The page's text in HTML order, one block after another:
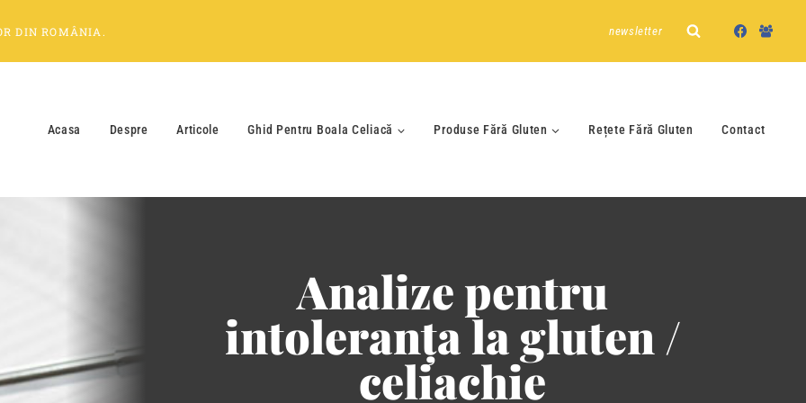
DIN ROMÂNIA . newsletter
Acasa Despre Articole Ghid Pentru Boala Celiacă Produse Fără Gluten Rețete Fără Gluten Contact
Analize pentru
intoleranța la gluten /
celiachie